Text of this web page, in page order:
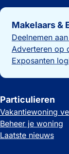
Belangrijke links
Makelaars &
Deelnemen
Adverteren op
Exposanten
Particulieren
Vakantiewoning
Beheer je woning
Laatste nieuws